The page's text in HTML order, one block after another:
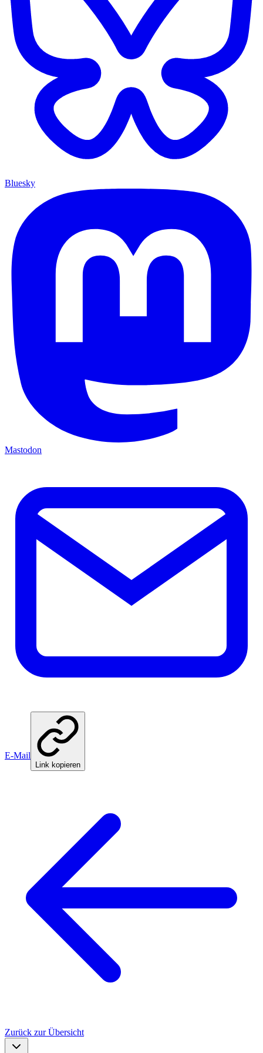
Bluesky
Mastodon
E-Mail
Link kopieren
Zurück zur Übersicht